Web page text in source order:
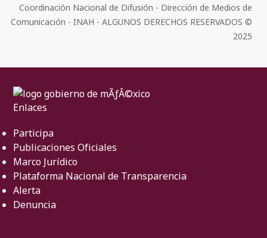
Coordinación Nacional de Difusión - Dirección de Medios de
Comunicación - INAH - ALGUNOS DERECHOS RESERVADOS ©
2025
Enlaces
Participa
Publicaciones Oficiales
Marco Jurídico
Plataforma Nacional de Transparencia
Alerta
Denuncia